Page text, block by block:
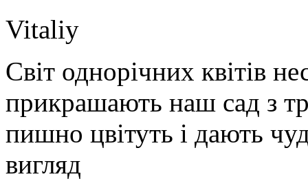
Vitaliy
Світ однорічних квітів
прикрашають наш сад з
пишно цвітуть і дають
вигляд